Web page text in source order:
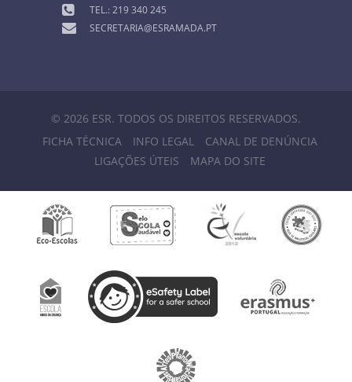
TEL.: 219 340 245
SECRETARIA@ESRAMADA.PT
© 2026 ESR. TODOS OS DIREITOS RESERVADOS.
FICHA TÉCNICA
INFO LEGAL
CANAL DE DENÚNCIA
LIGAÇÕES ÚTEIS
MAPA DO SITE